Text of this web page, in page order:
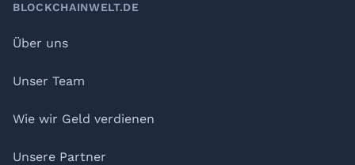
BLOCKCHAINWELT.DE
Über uns
Unser Team
Wie wir Geld verdienen
Unsere Partner